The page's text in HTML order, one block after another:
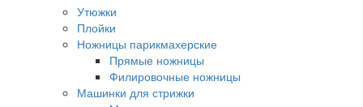
Утюжки
Плойки
Ножницы парикмахерские
Прямые ножницы
Филировочные ножницы
Машинки для стрижки